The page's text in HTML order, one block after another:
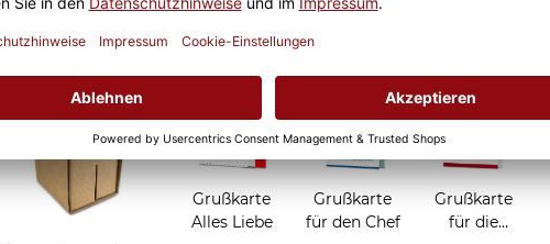
Grußkarten zum Verschenken
Grußkarte
Alles Liebe
Grußkarte
für den Chef
Grußkarte
für die